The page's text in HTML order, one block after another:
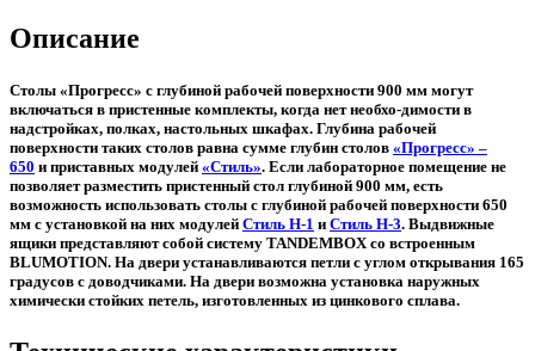
Описание
Столы «Прогресс» с глубиной рабочей поверхности 900 мм могут
включаться в пристенные комплекты, когда нет необхо-димости в
надстройках, полках, настольных шкафах. Глубина рабочей
поверхности таких столов равна сумме глубин столов «Прогресс» –
650 и приставных модулей «Стиль». Если лабораторное помещение не
позволяет разместить пристенный стол глубиной 900 мм, есть
возможность использовать столы с глубиной рабочей поверхности 650
мм с установкой на них модулей Стиль Н-1 и Стиль Н-3. Выдвижные
ящики представляют собой систему TANDEMBOX со встроенным
BLUMOTION. На двери устанавливаются петли с углом открывания 165
градусов с доводчиками. На двери возможна установка наружных
химически стойких петель, изготовленных из цинкового сплава.